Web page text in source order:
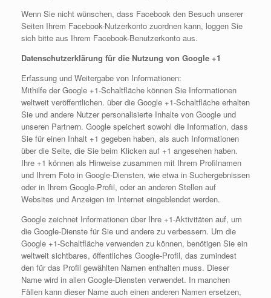
Wenn Sie nicht wünschen, dass Facebook den Besuch unserer
Seiten Ihrem Facebook-Nutzerkonto zuordnen kann, loggen Sie
sich bitte aus Ihrem Facebook-Benutzerkonto aus.
Datenschutzerklärung für die Nutzung von Google +1
Erfassung und Weitergabe von Informationen:
Mithilfe der Google +1-Schaltfläche können Sie Informationen
weltweit veröffentlichen. über die Google +1-Schaltfläche erhalten
Sie und andere Nutzer personalisierte Inhalte von Google und
unseren Partnern. Google speichert sowohl die Information, dass
Sie für einen Inhalt +1 gegeben haben, als auch Informationen
über die Seite, die Sie beim Klicken auf +1 angesehen haben.
Ihre +1 können als Hinweise zusammen mit Ihrem Profilnamen
und Ihrem Foto in Google-Diensten, wie etwa in Suchergebnissen
oder in Ihrem Google-Profil, oder an anderen Stellen auf
Websites und Anzeigen im Internet eingeblendet werden.
Google zeichnet Informationen über Ihre +1-Aktivitäten auf, um
die Google-Dienste für Sie und andere zu verbessern. Um die
Google +1-Schaltfläche verwenden zu können, benötigen Sie ein
weltweit sichtbares, öffentliches Google-Profil, das zumindest
den für das Profil gewählten Namen enthalten muss. Dieser
Name wird in allen Google-Diensten verwendet. In manchen
Fällen kann dieser Name auch einen anderen Namen ersetzen,